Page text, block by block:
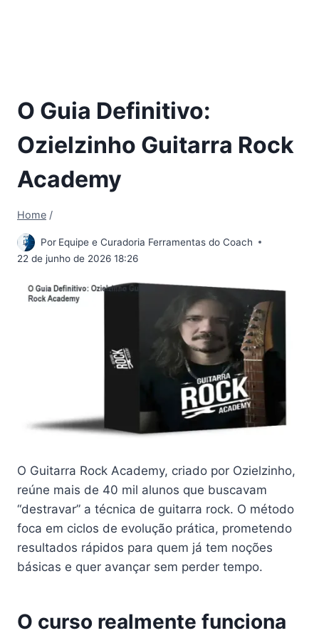
O Guia Definitivo:
Ozielzinho Guitarra Rock
Academy
Home /
Por Equipe e Curadoria Ferramentas do Coach
22 de junho de 2026 18:26
O Guitarra Rock Academy, criado por Ozielzinho,
reúne mais de 40 mil alunos que buscavam
“destravar” a técnica de guitarra rock. O método
foca em ciclos de evolução prática, prometendo
resultados rápidos para quem já tem noções
básicas e quer avançar sem perder tempo.
O curso realmente funciona